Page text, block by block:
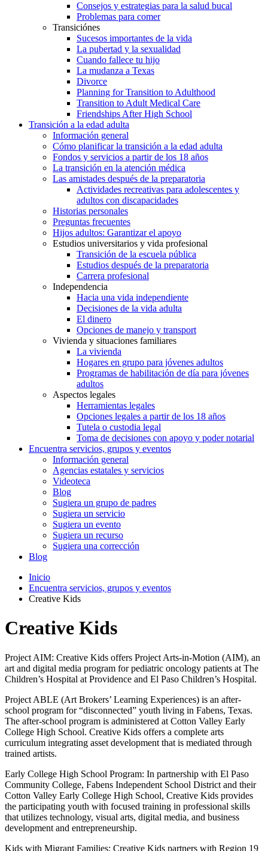
Consejos y estrategias para la salud bucal
Problemas para comer
Transiciónes
Sucesos importantes de la vida
La pubertad y la sexualidad
Cuando fallece tu hijo
La mudanza a Texas
Divorce
Planning for Transition to Adulthood
Transition to Adult Medical Care
Friendships After High School
Transición a la edad adulta
Información general
Cómo planificar la transición a la edad adulta
Fondos y servicios a partir de los 18 años
La transición en la atención médica
Las amistades después de la preparatoria
Actividades recreativas para adolescentes y
adultos con discapacidades
Historias personales
Preguntas frecuentes
Hijos adultos: Garantizar el apoyo
Estudios universitarios y vida profesional
Transición de la escuela pública
Estudios después de la preparatoria
Carrera profesional
Independencia
Hacia una vida independiente
Decisiones de la vida adulta
El dinero
Opciones de manejo y transport
Vivienda y situaciones familiares
La vivienda
Hogares en grupo para jóvenes adultos
Programas de habilitación de día para jóvenes
adultos
Aspectos legales
Herramientas legales
Opciones legales a partir de los 18 años
Tutela o custodia legal
Toma de decisiones con apoyo y poder notarial
Encuentra servicios, grupos y eventos
Información general
Agencias estatales y servicios
Videoteca
Blog
Sugiera un grupo de padres
Sugiera un servicio
Sugiera un evento
Sugiera un recurso
Sugiera una corrección
Blog
Inicio
Encuentra servicios, grupos y eventos
Creative Kids
Creative Kids
Project AIM: Creative Kids offers Project Arts-in-Motion (AIM), an
art and digital media program for pediatric oncology patients at The
Children’s Hospital at Providence and El Paso Children’s Hospital.
Project ABLE (Art Brokers’ Learning Experiences) is an after-
school program for “disconnected” youth living in Fabens, Texas.
The after-school program is administered at Cotton Valley Early
College High School. Creative Kids offers a complete arts
curriculum integrating asset development that is mediated through
trained artists.
Early College High School Program: In partnership with El Paso
Community College, Fabens Independent School District and their
Cotton Valley Early College High School, Creative Kids provides
the participating youth with focused training in professional skills
that utilizes technology, visual arts, digital media, and business
development and entrepreneurship.
Kids with Migrant Families: Creative Kids partners with Region 19